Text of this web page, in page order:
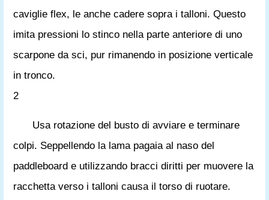
caviglie flex, le anche cadere sopra i talloni. Questo
imita pressioni lo stinco nella parte anteriore di uno
scarpone da sci, pur rimanendo in posizione verticale
in tronco.
2
Usa rotazione del busto di avviare e terminare
colpi. Seppellendo la lama pagaia al naso del
paddleboard e utilizzando bracci diritti per muovere la
racchetta verso i talloni causa il torso di ruotare.